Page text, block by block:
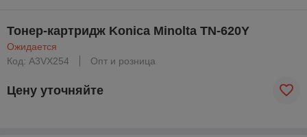
Тонер-картридж Konica Minolta TN-620Y
Ожидается
Код: A3VX254
Опт и розница
Цену уточняйте